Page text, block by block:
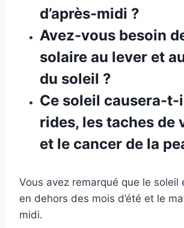
d’après-midi ?
Avez-vous besoin
solaire au lever et
du soleil ?
Ce soleil causera-t-
rides, les taches de
et le cancer de la
Vous avez remarqué que le soleil
en dehors des mois d’été et le
midi.